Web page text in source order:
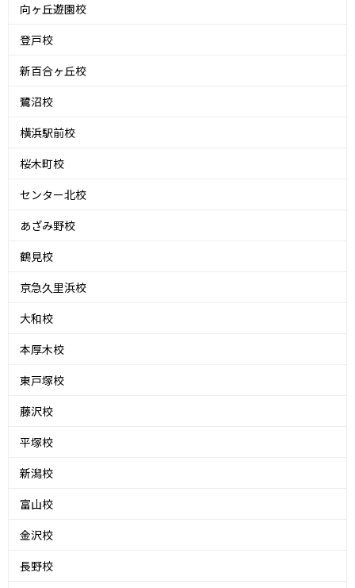
向ヶ丘遊園校
登戸校
新百合ヶ丘校
鷺沼校
横浜駅前校
桜木町校
センター北校
あざみ野校
鶴見校
京急久里浜校
大和校
本厚木校
東戸塚校
藤沢校
平塚校
新潟校
富山校
金沢校
長野校